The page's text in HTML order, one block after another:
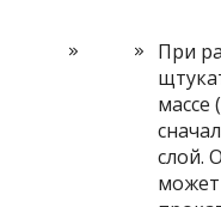
При
массе
слой.